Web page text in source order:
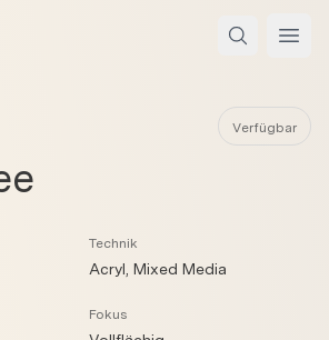
Verfügbar
Technik
Acryl, Mixed Media
Fokus